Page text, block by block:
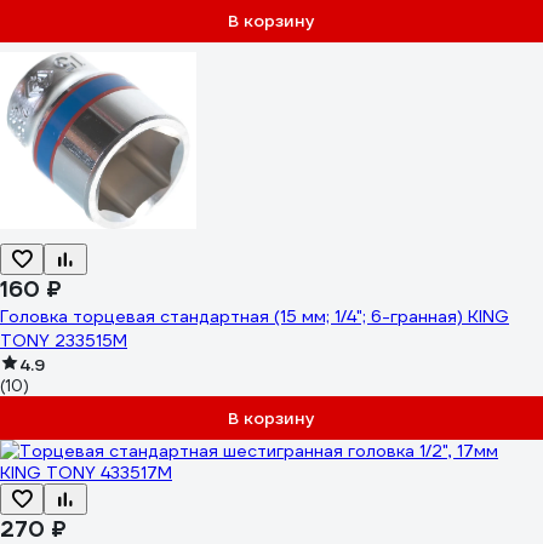
В корзину
160 ₽
Головка торцевая стандартная (15 мм; 1/4"; 6-гранная) KING
TONY 233515M
4.9
(10)
В корзину
270 ₽